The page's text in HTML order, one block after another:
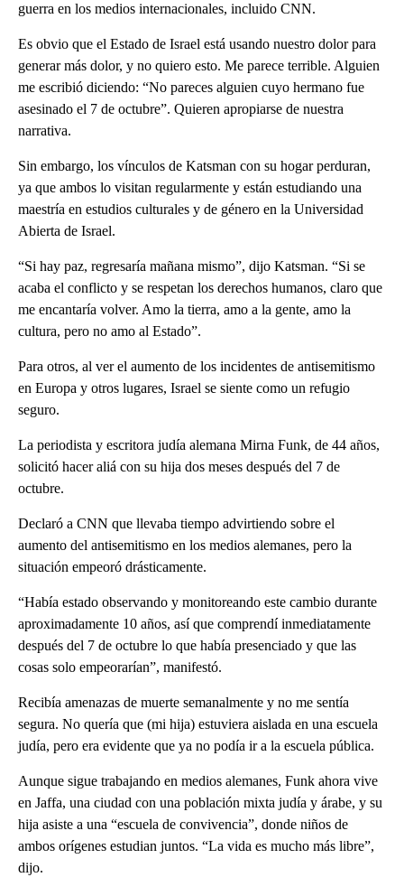
guerra en los medios internacionales, incluido CNN.
Es obvio que el Estado de Israel está usando nuestro dolor para
generar más dolor, y no quiero esto. Me parece terrible. Alguien
me escribió diciendo: “No pareces alguien cuyo hermano fue
asesinado el 7 de octubre”. Quieren apropiarse de nuestra
narrativa.
Sin embargo, los vínculos de Katsman con su hogar perduran,
ya que ambos lo visitan regularmente y están estudiando una
maestría en estudios culturales y de género en la Universidad
Abierta de Israel.
“Si hay paz, regresaría mañana mismo”, dijo Katsman. “Si se
acaba el conflicto y se respetan los derechos humanos, claro que
me encantaría volver. Amo la tierra, amo a la gente, amo la
cultura, pero no amo al Estado”.
Para otros, al ver el aumento de los incidentes de antisemitismo
en Europa y otros lugares, Israel se siente como un refugio
seguro.
La periodista y escritora judía alemana Mirna Funk, de 44 años,
solicitó hacer aliá con su hija dos meses después del 7 de
octubre.
Declaró a CNN que llevaba tiempo advirtiendo sobre el
aumento del antisemitismo en los medios alemanes, pero la
situación empeoró drásticamente.
“Había estado observando y monitoreando este cambio durante
aproximadamente 10 años, así que comprendí inmediatamente
después del 7 de octubre lo que había presenciado y que las
cosas solo empeorarían”, manifestó.
Recibía amenazas de muerte semanalmente y no me sentía
segura. No quería que (mi hija) estuviera aislada en una escuela
judía, pero era evidente que ya no podía ir a la escuela pública.
Aunque sigue trabajando en medios alemanes, Funk ahora vive
en Jaffa, una ciudad con una población mixta judía y árabe, y su
hija asiste a una “escuela de convivencia”, donde niños de
ambos orígenes estudian juntos. “La vida es mucho más libre”,
dijo.